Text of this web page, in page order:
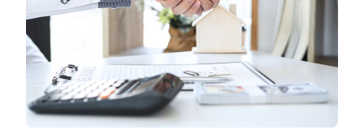
SITUATION
FINANCIÈRE